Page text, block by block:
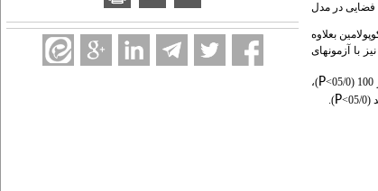
فضایی در مدل
اسکوپولامین بعلاوه
با آزمون­های
>
P)،
0
>
P
).